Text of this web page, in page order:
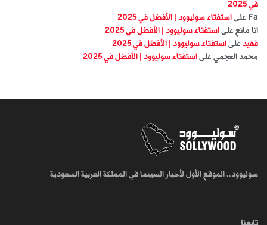
في 2025
Fa على استفتاء سوليوود | الأفضل في 2025
انا مانع على استفتاء سوليوود | الأفضل في 2025
فهيد على استفتاء سوليوود | الأفضل في 2025
محمد العجمي على استفتاء سوليوود | الأفضل في 2025
سوليوود.. الموقع الأول لأخبار السينما في المملكة العربية السعودية
تابعنا